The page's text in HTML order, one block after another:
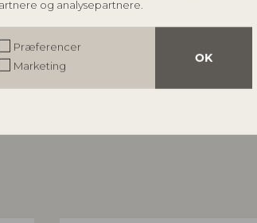
og analysepartnere.
OK
Præferencer
Marketing